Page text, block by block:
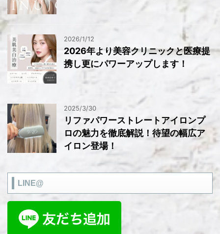
2026/1/12
2026年より美容クリニックと医療提
携し更にパワーアップします！
2025/3/30
リファパワーストレートアイロンプ
ロの魅力を徹底解説！待望の幅広ア
イロン登場！
LINE@